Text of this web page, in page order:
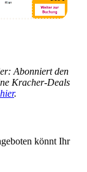
Abonniert den
Kracher-Deals
hier.
könnt Ihr